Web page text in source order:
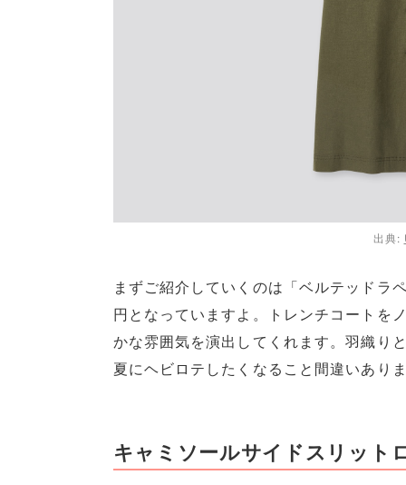
出典:
まずご紹介していくのは「ベルテッドラ
円となっていますよ。トレンチコートを
かな雰囲気を演出してくれます。羽織り
夏にヘビロテしたくなること間違いあり
キャミソールサイドスリット